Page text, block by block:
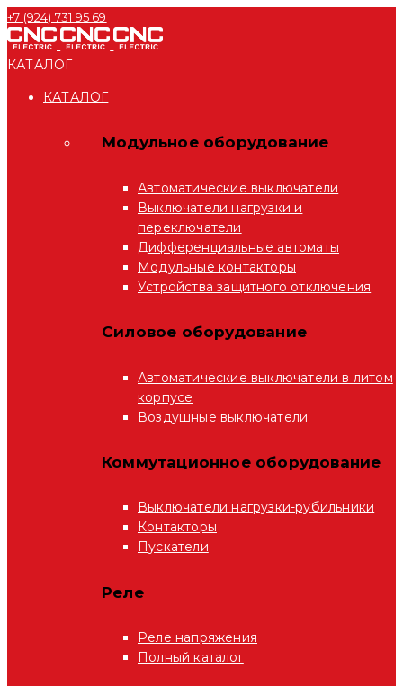
+7 (924) 731 95 69
КАТАЛОГ
КАТАЛОГ
Модульное оборудование
Автоматические выключатели
Выключатели нагрузки и
переключатели
Дифференциальные автоматы
Модульные контакторы
Устройства защитного отключения
Силовое оборудование
Автоматические выключатели в литом
корпусе
Воздушные выключатели
Коммутационное оборудование
Выключатели нагрузки-рубильники
Контакторы
Пускатели
Реле
Реле напряжения
Полный каталог